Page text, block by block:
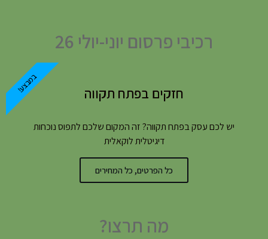
רכיבי פרסום יוני-יולי 26
חזקים בפתח תקווה
יש לכם עסק בפתח תקווה? זה המקום שלכם לתפוס נוכחות
דיגיטלית לוקאלית
כל הפרטים, כל המחירים
במבצע!
מה תרצו?